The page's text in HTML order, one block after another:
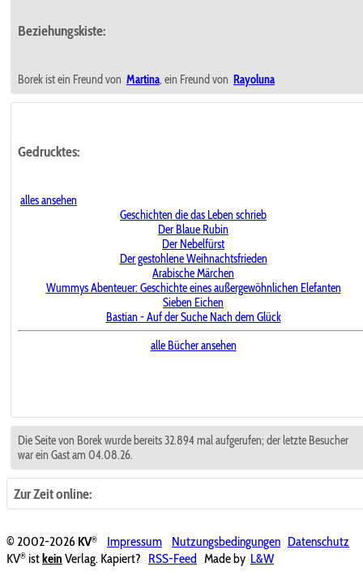
Beziehungskiste:
Borek ist ein Freund von Martina, ein Freund von Rayoluna
Gedrucktes:
alles ansehen
Geschichten die das Leben schrieb
Der Blaue Rubin
Der Nebelfürst
Der gestohlene Weihnachtsfrieden
Arabische Märchen
Wummys Abenteuer: Geschichte eines außergewöhnlichen Elefanten
Sieben Eichen
Bastian - Auf der Suche Nach dem Glück
alle Bücher ansehen
Die Seite von Borek wurde bereits 32.894 mal aufgerufen; der letzte Besucher
war ein Gast am 04.08.26.
Zur Zeit online:
© 2002-2026KV® Impressum Nutzungsbedingungen Datenschutz
KV® ist kein Verlag. Kapiert? RSS-Feed Made by L&W